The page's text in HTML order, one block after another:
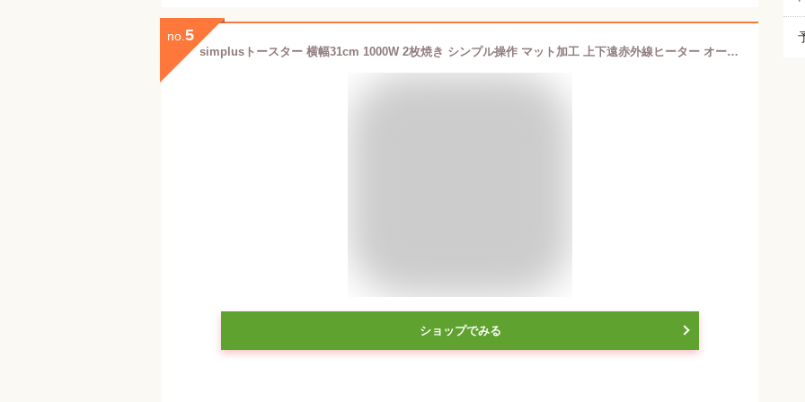
no. 5
simplusトースター 横幅31cm 1000W 2枚焼き シンプル操作 マット加工 上下遠赤外線ヒーター オーブントースター SP-TT01 コンパクト 小型 パン焼き トースト 切り餅 ピザ シンプル 一人暮らし 新生活 シンプラス (温度調節+タイマー/ホワイト)
ショップでみる